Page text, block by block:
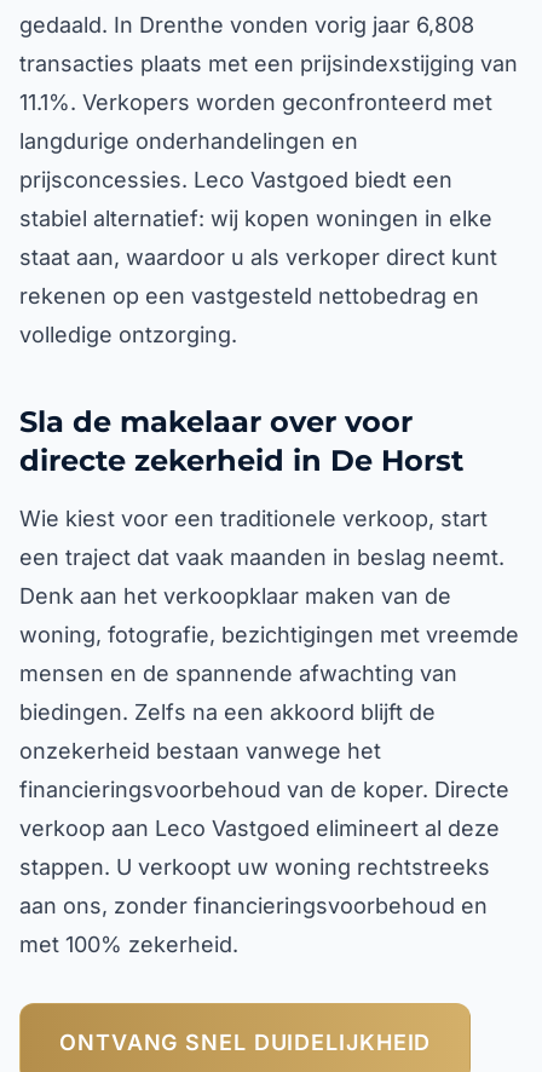
gedaald. In Drenthe vonden vorig jaar 6,808
transacties plaats met een prijsindexstijging van
11.1%. Verkopers worden geconfronteerd met
langdurige onderhandelingen en
prijsconcessies. Leco Vastgoed biedt een
stabiel alternatief: wij kopen woningen in elke
staat aan, waardoor u als verkoper direct kunt
rekenen op een vastgesteld nettobedrag en
volledige ontzorging.
Sla de makelaar over voor
directe zekerheid in De Horst
Wie kiest voor een traditionele verkoop, start
een traject dat vaak maanden in beslag neemt.
Denk aan het verkoopklaar maken van de
woning, fotografie, bezichtigingen met vreemde
mensen en de spannende afwachting van
biedingen. Zelfs na een akkoord blijft de
onzekerheid bestaan vanwege het
financieringsvoorbehoud van de koper. Directe
verkoop aan Leco Vastgoed elimineert al deze
stappen. U verkoopt uw woning rechtstreeks
aan ons, zonder financieringsvoorbehoud en
met 100% zekerheid.
ONTVANG SNEL DUIDELIJKHEID